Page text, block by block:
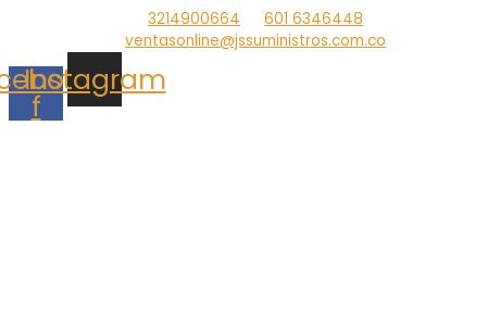
contenido
3214900664
601 6346448
ventasonline@jssuministros.com.co
f
Instagram